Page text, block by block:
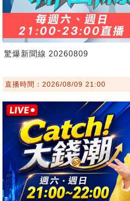
驚爆新聞線 20260809
直播時間：2026/08/09 21:00